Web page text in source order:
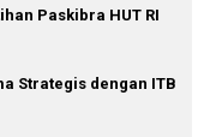
Paskibra HUT RI
Strategis dengan ITB